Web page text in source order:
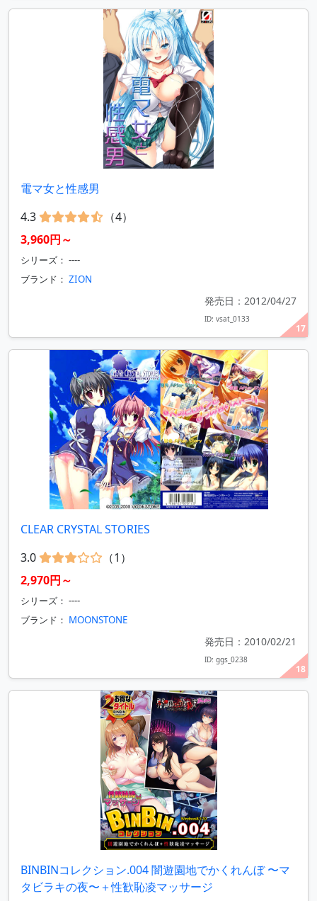
17
電マ女と性感男
4.3
（4）
3,960円～
シリーズ： ----
ブランド： ZION
発売日：2012/04/27
ID: vsat_0133
18
CLEAR CRYSTAL STORIES
3.0
（1）
2,970円～
シリーズ： ----
ブランド： MOONSTONE
発売日：2010/02/21
ID: ggs_0238
BINBINコレクション.004 闇遊園地でかくれんぼ 〜マ
タビラキの夜〜＋性歓恥凌マッサージ